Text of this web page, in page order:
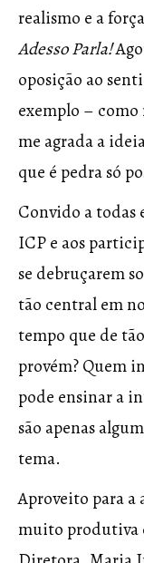
realismo e a
Adesso Parla!
oposição ao
exemplo –
me agrada a
que é pedra só
Convido a todas
ICP e aos
se debruçarem
tão central em
tempo que de
provém? Quem
pode ensinar a
são apenas
tema.
Aproveito para a
muito produtiva